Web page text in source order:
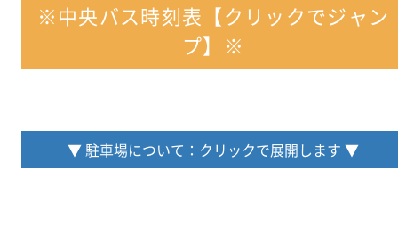
※中央バス時刻表【クリックでジャン
プ】※
▼ 駐車場について：クリックで展開します ▼